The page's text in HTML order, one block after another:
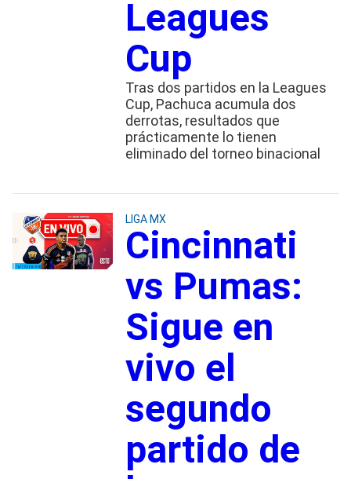
Leagues
Cup
Tras dos partidos en la Leagues
Cup, Pachuca acumula dos
derrotas, resultados que
prácticamente lo tienen
eliminado del torneo binacional
LIGA MX
Cincinnati
vs Pumas:
Sigue en
vivo el
segundo
partido de